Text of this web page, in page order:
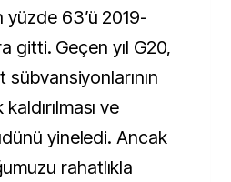
yüzde 63’ü 2019-
gitti. Geçen yıl G20,
sübvansiyonlarının
ve
yineledi. Ancak
rahatlıkla